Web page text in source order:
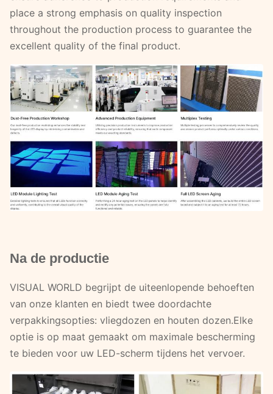
place a strong emphasis on quality inspection
throughout the production process to guarantee the
excellent quality of the final product.
Na de productie
VISUAL WORLD begrijpt de uiteenlopende behoeften
van onze klanten en biedt twee doordachte
verpakkingsopties: vliegdozen en houten dozen.Elke
optie is op maat gemaakt om maximale bescherming
te bieden voor uw LED-scherm tijdens het vervoer.